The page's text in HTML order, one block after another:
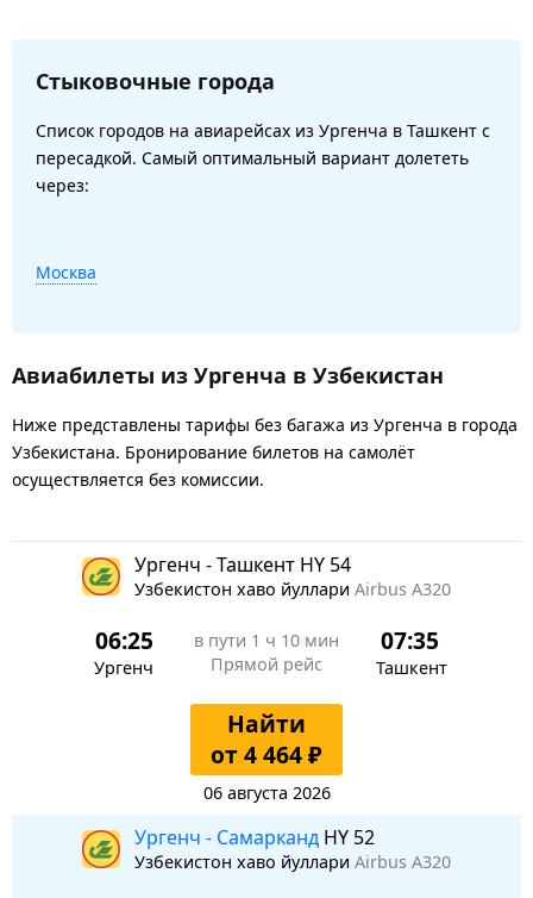
Стыковочные города
Список городов на авиарейсах из Ургенча в Ташкент с
пересадкой. Самый оптимальный вариант долететь
через:
Москва
Авиабилеты из Ургенча в Узбекистан
Ниже представлены тарифы без багажа из Ургенча в города
Узбекистана. Бронирование билетов на самолёт
осуществляется без комиссии.
Ургенч - Ташкент HY 54
Узбекистон хаво йуллари Airbus A320
06:25
Ургенч
в пути 1 ч 10 мин
Прямой рейс
07:35
Ташкент
Найти
от 4 464 ₽
06 августа 2026
Ургенч - Самарканд HY 52
Узбекистон хаво йуллари Airbus A320